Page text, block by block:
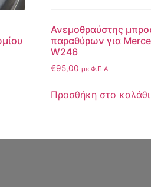
Ανεμοθραύστης
παραθύρων για
W246
€95,00 με Φ.Π.Α.
Προσθήκη στο καλάθι